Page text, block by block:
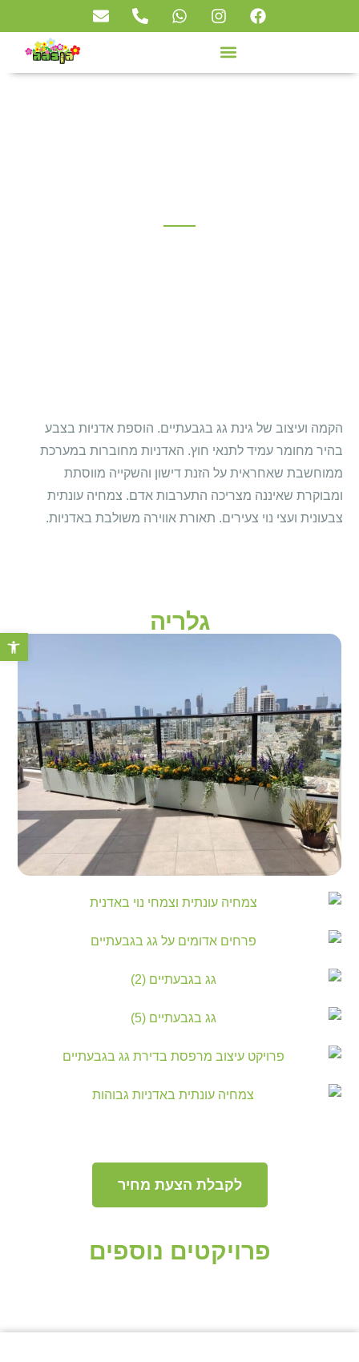
פתח
הקמה ועיצוב של גינת גג בגבעתיים. הוספת אדניות בצבע
בהיר מחומר עמיד לתנאי חוץ. האדניות מחוברות במערכת
ממוחשבת שאחראית על הזנת דישון והשקייה מווסתת
ומבוקרת שאיננה מצריכה התערבות אדם. צמחיה עונתית
צבעונית ועצי נוי צעירים. תאורת אווירה משולבת באדניות.
גלריה
לקבלת הצעת מחיר
פרויקטים נוספים